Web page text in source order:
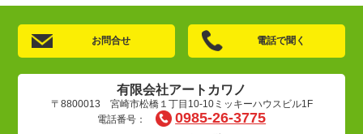
お問合せ 電話で聞く
有限会社アートカワノ
〒8800013 宮崎市松橋１丁目10-10ミッキーハウスビル1F
電話番号：
0985-26-3775